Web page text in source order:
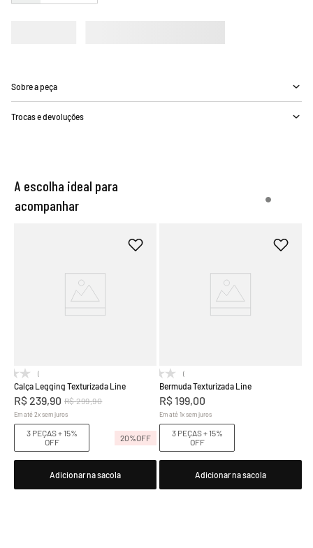
Sobre a peça
Trocas e devoluções
A escolha ideal para
acompanhar
(0)
Calça Legging Texturizada Line
R$239,90 R$299,90
Em até2xsem juros
3 PEÇAS + 15%
OFF
20%OFF
Adicionar na sacola
(0)
Bermuda Texturizada Line
R$199,00
Em até1xsem juros
3 PEÇAS + 15%
OFF
Adicionar na sacola